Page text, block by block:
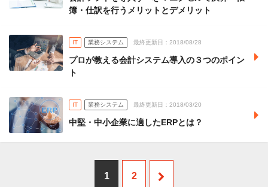
簿・仕訳を行うメリットとデメリット
IT 業務システム 最終更新日：2018/08/28
プロが教える会計システム導入の３つのポイン
ト
IT 業務システム 最終更新日：2018/03/20
中堅・中小企業に適したERPとは？
1 2